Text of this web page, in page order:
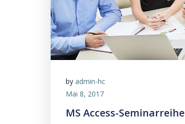
by admin-hc
Mai 8, 2017
MS Access-Seminarreihe